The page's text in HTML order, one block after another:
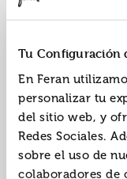
Tu Configuración
En Feran
personalizar tu
del sitio web, y
Redes Sociales.
sobre el uso de
colaboradores de
Pessiga m!
ISBN: